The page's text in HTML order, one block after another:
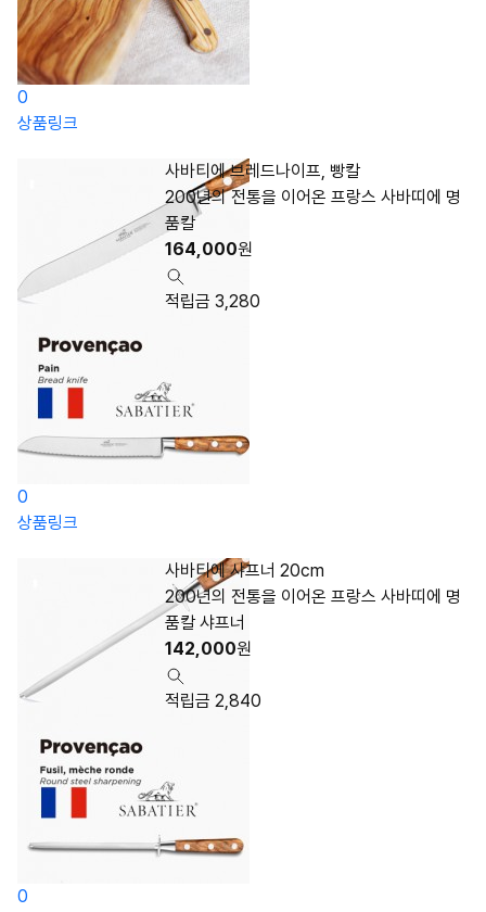
0
상품링크
0
사바티에 브레드나이프, 빵칼
200년의 전통을 이어온 프랑스 사바띠에 명
품칼
164,000원
적립금 3,280
상품링크
0
사바티에 샤프너 20cm
200년의 전통을 이어온 프랑스 사바띠에 명
품칼 샤프너
142,000원
적립금 2,840